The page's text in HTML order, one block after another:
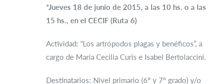
*Jueves 18 de junio de 2015, a las 10 hs. o a las
15 hs., en el CECIF (Ruta 6)
Actividad: “Los artrópodos plagas y benéficos”, a
cargo de María Cecilia Curis e Isabel Bertolaccini.
Destinatarios: Nivel primario (6º y 7º grado) y/o